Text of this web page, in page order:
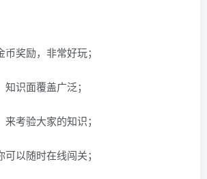
奖励，非常好玩；
识面覆盖广泛；
考验大家的知识；
以随时在线闯关；